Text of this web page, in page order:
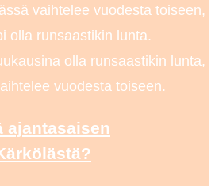
vaihtelee vuodesta toiseen,
olla runsaastikin lunta.
olla runsaastikin lunta,
vuodesta toiseen.
ajantasaisen